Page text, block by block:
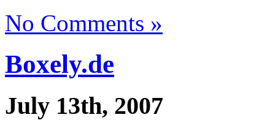
No Comments »
Boxely.de
July 13th, 2007